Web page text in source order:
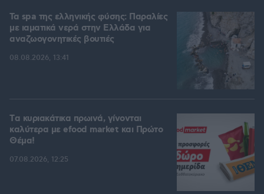
Τα spa της ελληνικής φύσης: Παραλίες
με ιαματικά νερά στην Ελλάδα για
αναζωογονητικές βουτιές
08.08.2026, 13:41
Tα κυριακάτικα πρωινά, γίνονται
καλύτερα με efood market και Πρώτο
Θέμα!
07.08.2026, 12:25